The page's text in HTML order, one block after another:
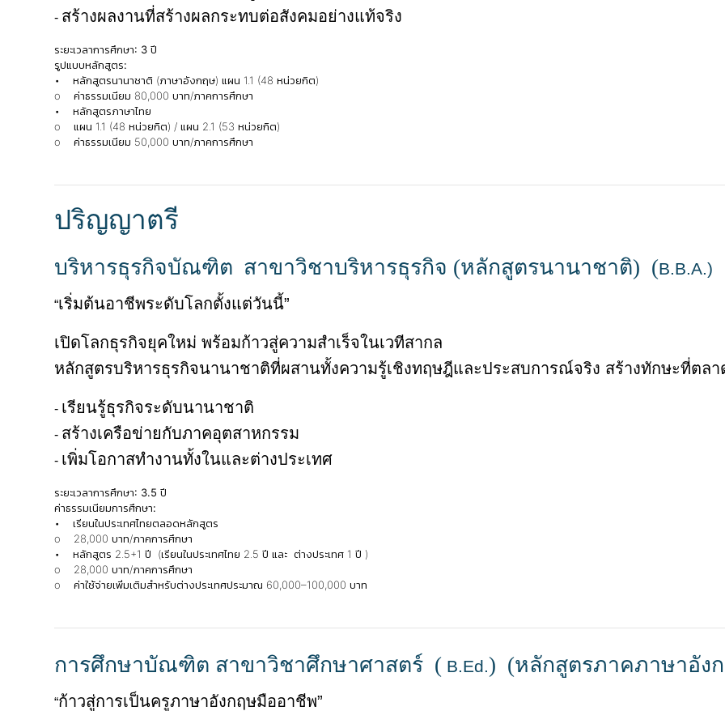
- สร้างผลงานที่สร้างผลกระทบต่อสังคมอย่างแท้จริง
ระยะเวลาการศึกษา: 3 ปี
รูปแบบหลักสูตร:
• หลักสูตรนานาชาติ (ภาษาอังกฤษ) แผน 1.1 (48 หน่วยกิต)
o ค่าธรรมเนียม 80,000 บาท/ภาคการศึกษา
• หลักสูตรภาษาไทย
o แผน 1.1 (48 หน่วยกิต) / แผน 2.1 (53 หน่วยกิต)
o ค่าธรรมเนียม 50,000 บาท/ภาคการศึกษา
ปริญญาตรี
บริหารธุรกิจบัณฑิต สาขาวิชาบริหารธุรกิจ (หลักสูตรนานาชาติ) (B.B.A.)
“เริ่มต้นอาชีพระดับโลกตั้งแต่วันนี้”
เปิดโลกธุรกิจยุคใหม่ พร้อมก้าวสู่ความสำเร็จในเวทีสากล
หลักสูตรบริหารธุรกิจนานาชาติที่ผสานทั้งความรู้เชิงทฤษฎีและประสบการณ์จริง สร้างทักษะที่ตลา
- เรียนรู้ธุรกิจระดับนานาชาติ
- สร้างเครือข่ายกับภาคอุตสาหกรรม
- เพิ่มโอกาสทำงานทั้งในและต่างประเทศ
ระยะเวลาการศึกษา: 3.5 ปี
ค่าธรรมเนียมการศึกษา:
• เรียนในประเทศไทยตลอดหลักสูตร
o 28,000 บาท/ภาคการศึกษา
• หลักสูตร 2.5+1 ปี (เรียนในประเทศไทย 2.5 ปี และ ต่างประเทศ 1 ปี )
o 28,000 บาท/ภาคการศึกษา
o ค่าใช้จ่ายเพิ่มเติมสำหรับต่างประเทศประมาณ 60,000–100,000 บาท
การศึกษาบัณฑิต สาขาวิชาศึกษาศาสตร์ ( B.Ed.) (หลักสูตรภาคภาษาอัง
“ก้าวสู่การเป็นครูภาษาอังกฤษมืออาชีพ”